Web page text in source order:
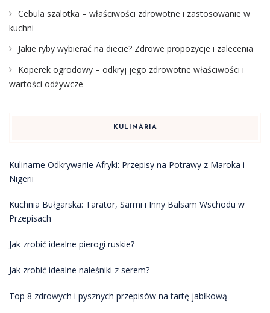
Cebula szalotka – właściwości zdrowotne i zastosowanie w
kuchni
Jakie ryby wybierać na diecie? Zdrowe propozycje i zalecenia
Koperek ogrodowy – odkryj jego zdrowotne właściwości i
wartości odżywcze
KULINARIA
Kulinarne Odkrywanie Afryki: Przepisy na Potrawy z Maroka i
Nigerii
Kuchnia Bułgarska: Tarator, Sarmi i Inny Balsam Wschodu w
Przepisach
Jak zrobić idealne pierogi ruskie?
Jak zrobić idealne naleśniki z serem?
Top 8 zdrowych i pysznych przepisów na tartę jabłkową